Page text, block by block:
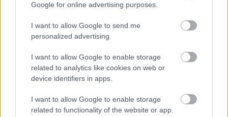
Google for online advertising purposes.
I want to allow Google to send me
personalized advertising.
I want to allow Google to enable storage
related to analytics like cookies on web or
device identifiers in apps.
I want to allow Google to enable storage
related to functionality of the website or app.
Breene: A rózsák trónja
Démonkirály átka 2.
Fülszöveg: Ő az egyetlen, aki megóvhat.A
ebben a királyságban senki nem lehet szabad. A
démonok rám találtak, és csapdába akarnak ejteni,